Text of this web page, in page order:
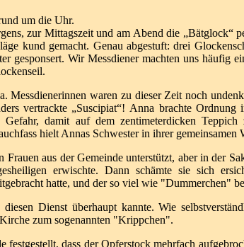
um die Uhr.
zur Mittagszeit und am Abend die „Bätglock“
kund gemacht. Genau abgestuft: drei
gesponsert. Wir Messdiener machten uns häufig
Messdienerinnen waren zu dieser Zeit noch
vertrackte „Suscipiat“! Anna brachte
Gefahr, damit auf dem zentimeterdicken Teppich
hielt Annas Schwester in ihrer gemeinsamen
Frauen aus der Gemeinde unterstützt, aber in der
erwischte. Dann schämte sie sich
hatte, und der so viel wie "Dummerchen"
Dienst überhaupt kannte.Wie
zum sogenannten "Krippchen".
festgestellt, dass der Opferstock mehrfach